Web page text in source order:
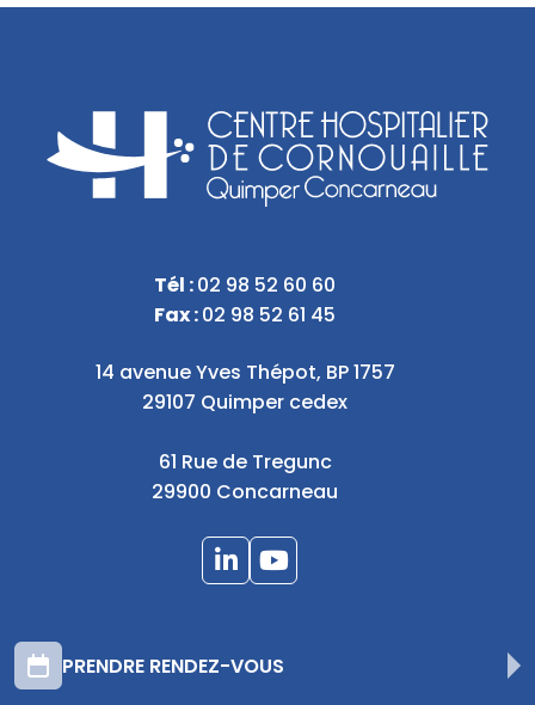
Tél : 02 98 52 60 60
Fax : 02 98 52 61 45
14 avenue Yves Thépot, BP 1757
29107 Quimper cedex
61 Rue de Tregunc
29900 Concarneau
PRENDRE RENDEZ-VOUS